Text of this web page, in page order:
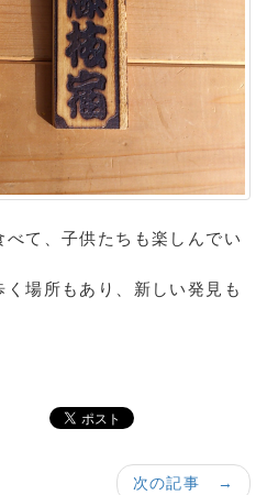
て、子供たちも楽しんでい
場所もあり、新しい発見も
次の記事 →